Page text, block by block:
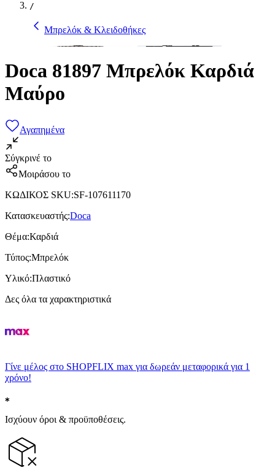
/
Μπρελόκ & Κλειδοθήκες
Doca 81897 Μπρελόκ Καρδιά
Μαύρο
Αγαπημένα
Σύγκρινέ το
Μοιράσου το
ΚΩΔΙΚΟΣ SKU:SF-107611170
Κατασκευαστής:Doca
Θέμα:Καρδιά
Τύπος:Μπρελόκ
Υλικό:Πλαστικό
Δες όλα τα χαρακτηριστικά
Γίνε μέλος στο SHOPFLIX max για δωρεάν μεταφορικά για 1
χρόνο!
Ισχύουν όροι & προϋποθέσεις.